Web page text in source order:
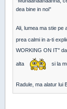
dea bine in noi"
Ali, lumea ma stie pe
prea calmi in a-ti
WORKING ON IT"
alta si la
Radule, ma alatur lui